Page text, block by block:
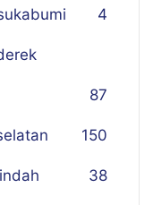
4
87
150
38